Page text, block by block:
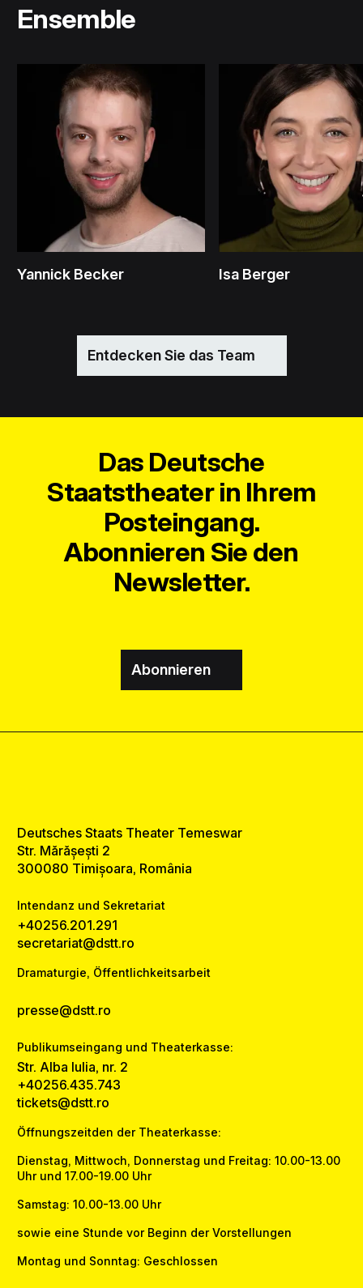
Ensemble
Yannick Becker Isa Berger
Entdecken Sie das Team
Das Deutsche
Staatstheater in Ihrem
Posteingang.
Abonnieren Sie den
Newsletter.
Abonnieren
Deutsches Staats Theater Temeswar
Str. Mărășești 2
300080 Timișoara, România
Intendanz und Sekretariat
+40256.201.291
secretariat@dstt.ro
Dramaturgie, Öffentlichkeitsarbeit
presse@dstt.ro
Publikumseingang und Theaterkasse:
Str. Alba Iulia, nr. 2
+40256.435.743
tickets@dstt.ro
Öffnungszeitden der Theaterkasse:
Dienstag, Mittwoch, Donnerstag und Freitag: 10.00-13.00
Uhr und 17.00-19.00 Uhr
Samstag: 10.00-13.00 Uhr
sowie eine Stunde vor Beginn der Vorstellungen
Montag und Sonntag: Geschlossen